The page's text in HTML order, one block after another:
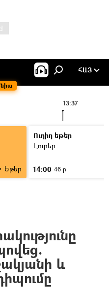
ՀԱՅ
13:37
Եթեր
Ուղիղ եթեր
Լուրեր
14:00 46 ր
և